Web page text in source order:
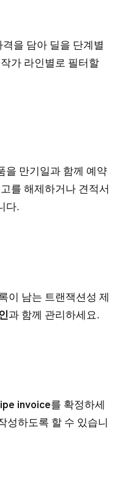
을 담아 딜을 단계별
가 라인별로 필터할
을 만기일과 함께 예약
를 해제하거나 견적서
다.
이 남는 트랜잭션성 제
과 함께 관리하세요.
invoice를 확정하세
성하도록 할 수 있습니